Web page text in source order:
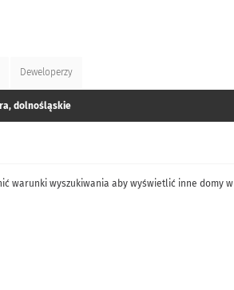
Deweloperzy
dolnośląskie
warunki wyszukiwania aby wyświetlić inne domy w